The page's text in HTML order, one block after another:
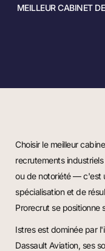
MEILLEUR CABINET
Choisir le meilleur
recrutements
ou de notoriété — c'est
spécialisation et de
Prorecrut se positionne
Istres est dominée par
Dassault Aviation, ses